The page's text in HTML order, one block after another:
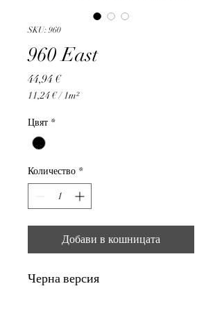
SKU: 960
960 East
44,94 €Цена
11,24 €/1m²
на
Квадратен
Цвят *
Количество *
Добави в кошницата
Черна версия